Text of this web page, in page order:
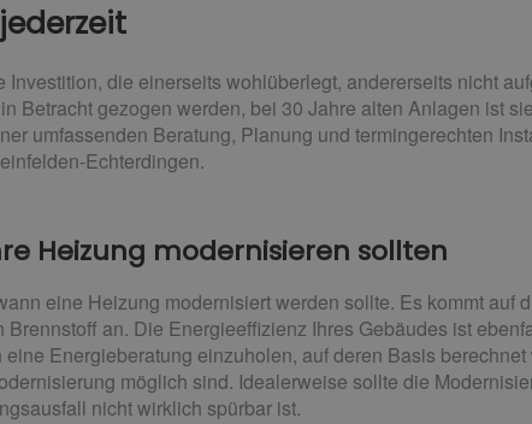
die einerseits wohlüberlegt, andererseits nicht
Betracht gezogen werden, bei 30 Jahre alten Anlagen ist
umfassenden Beratung, Planung und termingerechten
Echterdingen.
Heizung modernisieren sollten
eine Heizung modernisiert werden sollte. Es kommt auf
an. Die Energieeffizienz Ihres Gebäudes ist
Energieberatung einzuholen, auf deren Basis
möglich sind. Idealerweise sollte die
nicht wirklich spürbar ist.